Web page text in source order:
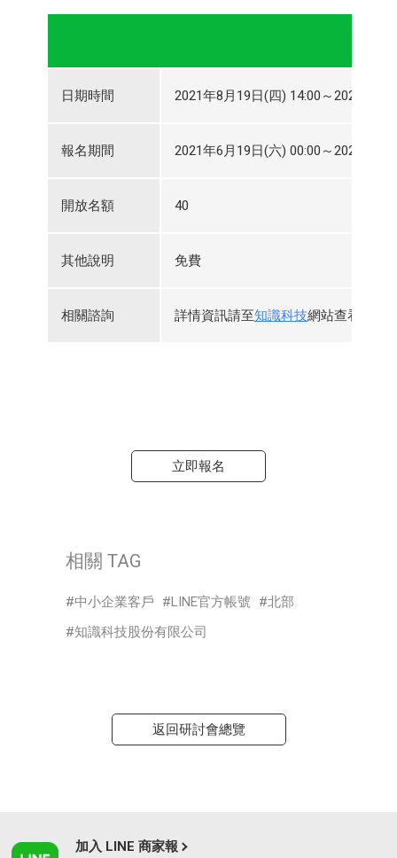
日期時間 2021年8月19日(四) 14:00～2021年8
報名期間 2021年6月19日(六) 00:00～2021年8
開放名額 40
其他說明 免費
相關諮詢 詳情資訊請至知識科技網站查看，或
立即報名
相關 TAG
中小企業客戶 LINE官方帳號
北部
知識科技股份有限公司
返回研討會總覽
加入 LINE 商家報